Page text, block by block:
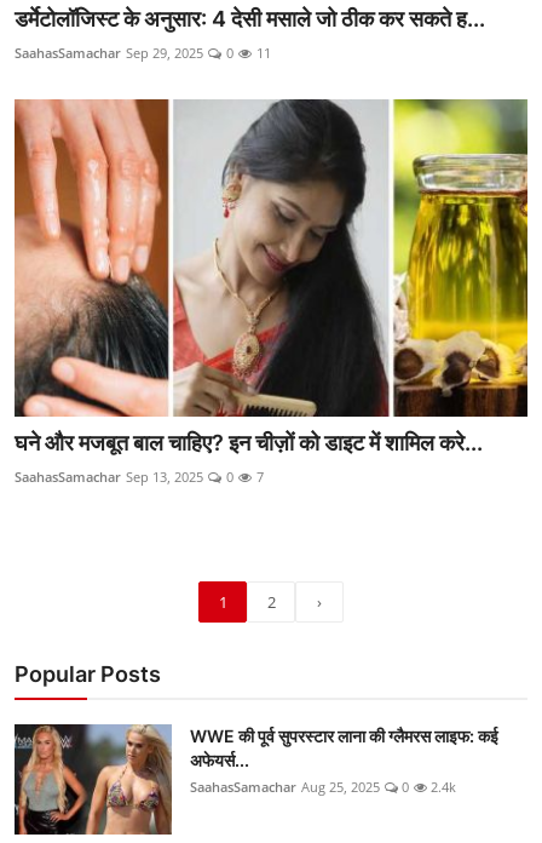
डर्मेटोलॉजिस्ट के अनुसार: 4 देसी मसाले जो ठीक कर सकते ह...
SaahasSamachar Sep 29, 2025 0 11
घने और मजबूत बाल चाहिए? इन चीज़ों को डाइट में शामिल करे...
SaahasSamachar Sep 13, 2025 0 7
1 2 ›
Popular Posts
WWE की पूर्व सुपरस्टार लाना की ग्लैमरस लाइफ: कई
अफेयर्स...
SaahasSamachar Aug 25, 2025 0 2.4k